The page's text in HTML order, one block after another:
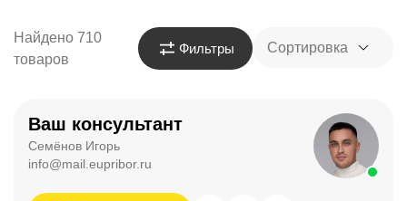
Найдено 710
товаров
Фильтры Сортировка
Ваш консультант
Семёнов Игорь
info@mail.eupribor.ru